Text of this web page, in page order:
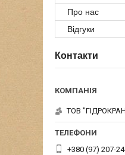
Про нас
Відгуки
Контакти
ТОВ
+380 (97) 207-